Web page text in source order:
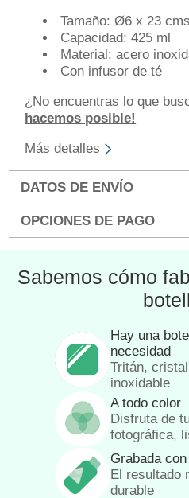
Tamaño: Ø6 x 23 cms
Capacidad: 425 ml
Material: acero
Con infusor de té
¿No encuentras lo que
hacemos posible!
Más detalles
DATOS DE ENVÍO
OPCIONES DE PAGO
Sabemos cómo
Hay una
necesidad
Tritán,
inoxidable
A todo color
Disfruta de
fotográfica,
Grabada
El resultado
durable